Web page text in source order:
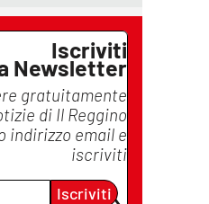
Iscriviti
Newsletter
gratuitamente
di Il Reggino
indirizzo email e
iscriviti
Iscriviti